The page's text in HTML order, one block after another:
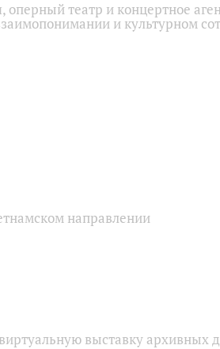
театр и концертное
и культурном
направлении
выставку архивных